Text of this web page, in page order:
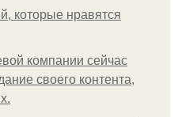
которые нравятся
компании сейчас
своего контента,